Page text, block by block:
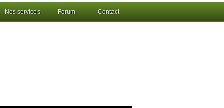
Nos services Forum Contact